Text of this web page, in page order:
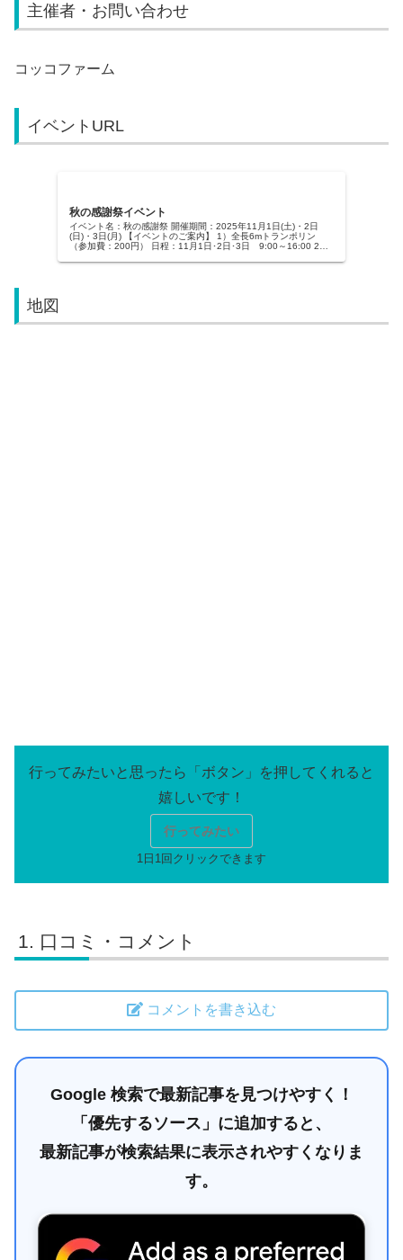
主催者・お問い合わせ
コッコファーム
イベントURL
秋の感謝祭イベント
イベント名：秋の感謝祭 開催期間：2025年11月1日(土)・2日
(日)・3日(月) 【イベントのご案内】 1）全長6mトランポリン
（参加費：200円） 日程：11月1日･2日･3日 9:00～16:00 2）
地図
行ってみたい
口コミ・コメント
コメントを書き込む
Google 検索で最新記事を見つけやすく！
「優先するソース」に追加すると、
最新記事が検索結果に表示されやすくなりま
す。